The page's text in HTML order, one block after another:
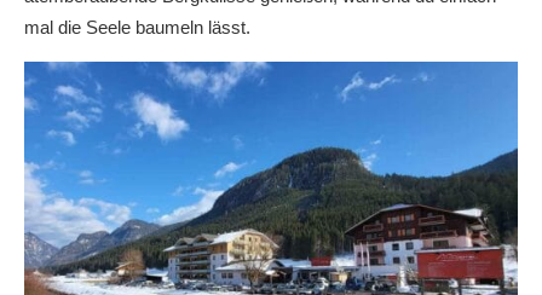
mal die Seele baumeln lässt.